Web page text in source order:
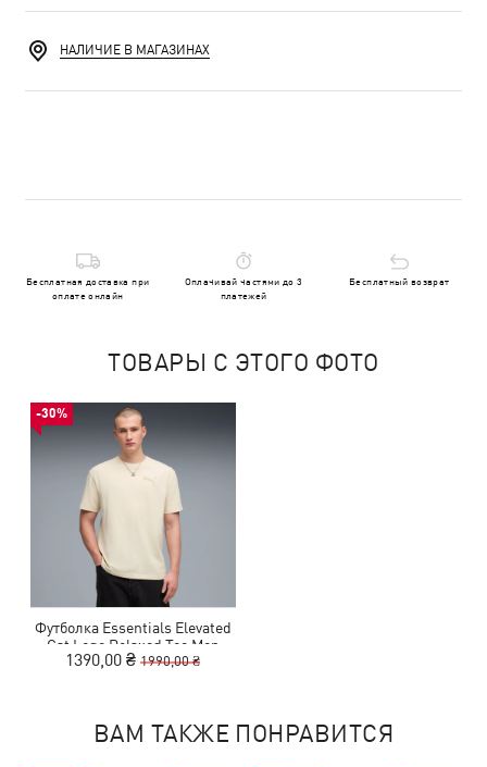
НАЛИЧИЕ В МАГАЗИНАХ
Бесплатная доставка при
оплате онлайн
Оплачивай частями до 3
платежей
Бесплатный возврат
ТОВАРЫ С ЭТОГО ФОТО
-30%
Футболка Essentials Elevated
Cat Logo Relaxed Tee Men
1390,00 ₴1990,00 ₴
ВАМ ТАКЖЕ ПОНРАВИТСЯ